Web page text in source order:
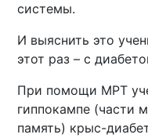
системы.
И выяснить это
этот раз – с
При помощи МРТ
гиппокампе (части
память) крыс-